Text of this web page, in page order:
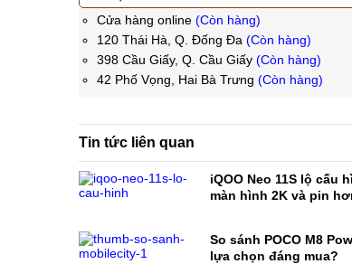
Cửa hàng online (Còn hàng)
120 Thái Hà, Q. Đống Đa (Còn hàng)
398 Cầu Giấy, Q. Cầu Giấy (Còn hàng)
42 Phố Vọng, Hai Bà Trưng (Còn hàng)
Tin tức liên quan
iQOO Neo 11S lộ cấu
màn hình 2K và pin